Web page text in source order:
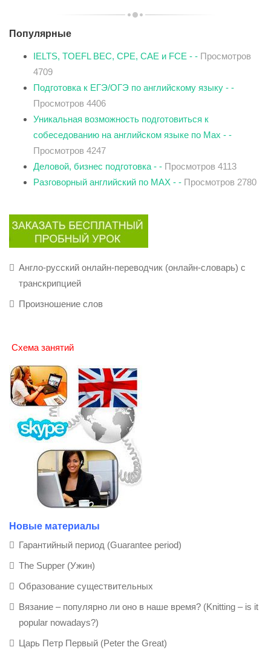
Популярные
IELTS, TOEFL BEC, CPE, CAE и FCE - - Просмотров
4709
Подготовка к ЕГЭ/ОГЭ по английскому языку - -
Просмотров 4406
Уникальная возможность подготовиться к
собеседованию на английском языке по Max - -
Просмотров 4247
Деловой, бизнес подготовка - - Просмотров 4113
Разговорный английский по MAX - - Просмотров 2780
Англо-русский онлайн-переводчик (онлайн-словарь) с
транскрипцией
Произношение слов
Схема занятий
Новые материалы
Гарантийный период (Guarantee period)
The Supper (Ужин)
Образование существительных
Вязание – популярно ли оно в наше время? (Knitting – is it
popular nowadays?)
Царь Петр Первый (Peter the Great)